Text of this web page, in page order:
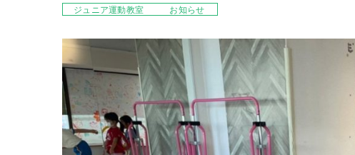
ジュニア運動教室 お知らせ